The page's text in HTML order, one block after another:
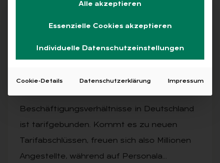
AUSGABE 2/2025
Beschäftigungsverhältnisse in Deutschland
ist tarifgebunden. Kommt es zu neuen
Tarifabschlüssen, freuen sich also Millionen
Angestellte, während auf Personala…
Alle akzeptieren
Essenzielle Cookies akzeptieren
Individuelle Datenschutzeinstellungen
Cookie-Details Datenschutzerklärung Impressum